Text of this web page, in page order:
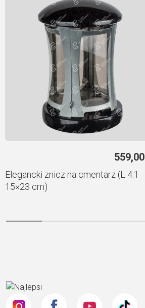
559,00
Elegancki znicz na cmentarz (L 4.1
15×23 cm)